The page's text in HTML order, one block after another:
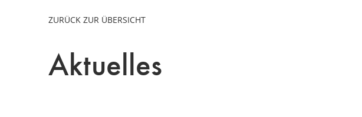
ZURÜCK ZUR ÜBERSICHT
Aktuelles